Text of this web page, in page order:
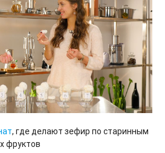
, где делают зефир по старинным
фруктов